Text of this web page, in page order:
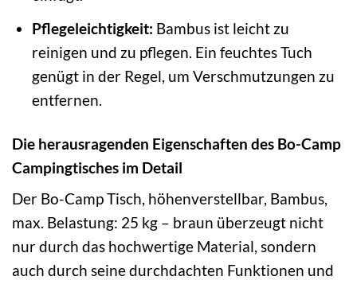
Pflegeleichtigkeit: Bambus ist leicht zu
reinigen und zu pflegen. Ein feuchtes Tuch
genügt in der Regel, um Verschmutzungen zu
entfernen.
Die herausragenden Eigenschaften des Bo-Camp
Campingtisches im Detail
Der Bo-Camp Tisch, höhenverstellbar, Bambus,
max. Belastung: 25 kg – braun überzeugt nicht
nur durch das hochwertige Material, sondern
auch durch seine durchdachten Funktionen und